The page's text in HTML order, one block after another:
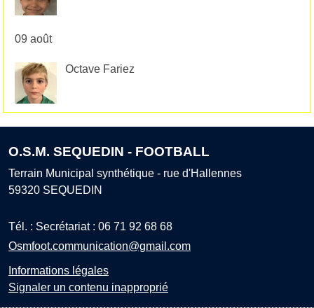
09 août
Octave Fariez
O.S.M. SEQUEDIN - FOOTBALL
Terrain Municipal synthétique - rue d'Hallennes
59320 SEQUEDIN
Tél. : Secrétariat : 06 71 92 68 68
Osmfoot.communication@gmail.com
Informations légales
Signaler un contenu inapproprié